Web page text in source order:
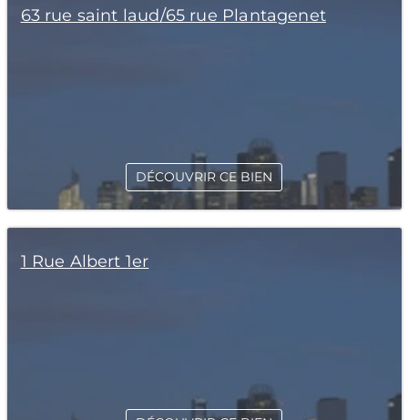
63 rue saint laud/65 rue Plantagenet
DÉCOUVRIR CE BIEN
1 Rue Albert 1er